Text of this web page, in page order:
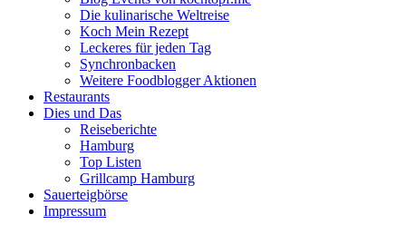
Die kulinarische Weltreise
Koch Mein Rezept
Leckeres für jeden Tag
Synchronbacken
Weitere Foodblogger Aktionen
Restaurants
Dies und Das
Reiseberichte
Hamburg
Top Listen
Grillcamp Hamburg
Sauerteigbörse
Impressum